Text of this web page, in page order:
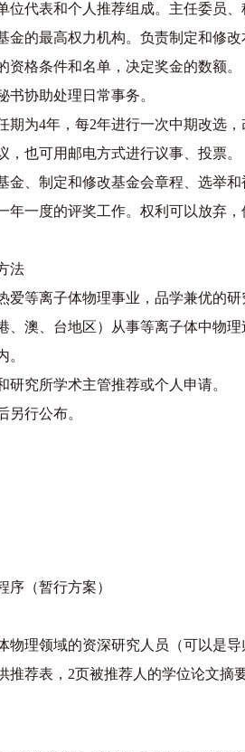
位代表和个人推荐组成。主任委员、
金的最高权力机构。负责制定和修
格条件和名单，决定奖金的数额。
书协助处理日常事务。
期为4年，每2年进行一次中期改选
，也可用邮电方式进行议事、投票。
金、制定和修改基金会章程、选举和
年一度的评奖工作。权利可以放弃，
法
爱等离子体物理事业，品学兼优的研
、澳、台地区）从事等离子体中物
。
研究所学术主管推荐或个人申请。
另行公布。
序（暂行方案）
物理领域的资深研究人员（可以是
推荐表，2页被推荐人的学位论文摘